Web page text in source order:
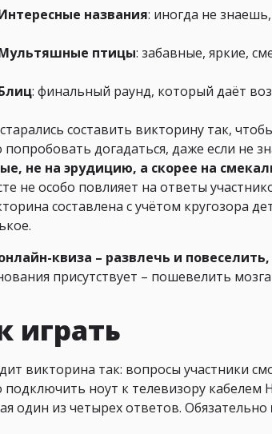
названия: иногда не
птицы: забавные, яркие,
: финальный раунд, который даёт
составить викторину так,
догадаться, даже если не
не на эрудицию, а скорее на
не особо повлияет на ответы
составлена с учётом кругозора
квиза – развлечь и повеселить,
присутствует – пошевелить
играть
викторина так: вопросы участники
ноут к телевизору кабелем
один из четырех ответов. Обязательно